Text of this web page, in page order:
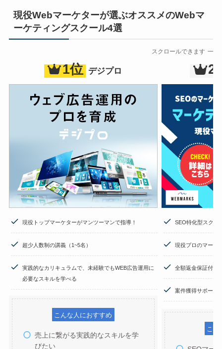
現役Webマーケターが選ぶオススメのWebマ
ーケティングスクール4選
スクロールできます
1位 デジプロ
現役トップマーケターがマンツーマンで指導！
超少人数制の講義（1~5名）
実践的なカリキュラムで、未経験でもWEB広告運用に
必要なスキルを学べる
こんな人におすすめ
売上に繋がる実践的なスキルを学
びたい
2
SEO特化型スクー
現役プロのマーケ
全額返金保証付き
案件獲得サポート
こ